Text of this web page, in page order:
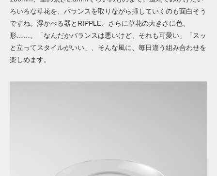
ろいろな草花を、バランスを取りながら挿していくのも面白そう
ですね。浮かべる器とRIPPLE、さらに草花の大きさに色、
形……。「なんだかバランスは悪いけど、それも可愛い」「スッ
と立ってスタイルがいい」、そんな風に、毎日違う組み合わせを
楽しめます。